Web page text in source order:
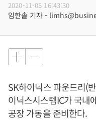
2020-11-05 16:43:30
임한솔 기자 -
SK하이닉스 파운드리(
이닉스시스템IC가 국내
공장 가동을 준비한다.